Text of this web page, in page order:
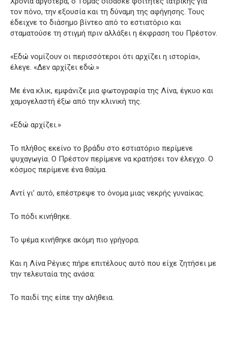
τον πόνο, την εξουσία και τη δύναμη της αφήγησης. Τους
έδειχνε το διάσημο βίντεο από το εστιατόριο και
σταματούσε τη στιγμή πριν αλλάξει η έκφραση του Πρέστον.
«Εδώ νομίζουν οι περισσότεροι ότι αρχίζει η ιστορία»,
έλεγε. «Δεν αρχίζει εδώ.»
Με ένα κλικ, εμφάνιζε μια φωτογραφία της Λίνα, έγκυο και
χαμογελαστή έξω από την κλινική της.
«Εδώ αρχίζει.»
Το πλήθος εκείνο το βράδυ στο εστιατόριο περίμενε
ψυχαγωγία. Ο Πρέστον περίμενε να κρατήσει τον έλεγχο. Ο
κόσμος περίμενε ένα θαύμα.
Αντί γι’ αυτό, επέστρεψε το όνομα μιας νεκρής γυναίκας.
Το πόδι κινήθηκε.
Το ψέμα κινήθηκε ακόμη πιο γρήγορα.
Και η Λίνα Ρέγιες πήρε επιτέλους αυτό που είχε ζητήσει με
την τελευταία της ανάσα:
Το παιδί της είπε την αλήθεια.